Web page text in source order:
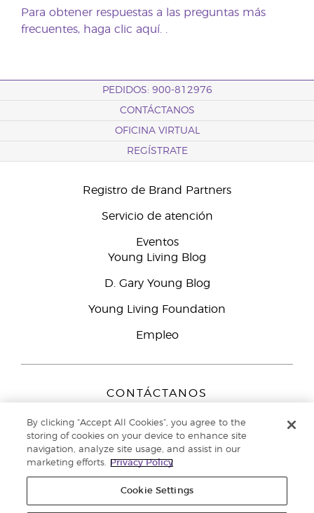
Para obtener respuestas a las preguntas más
frecuentes, haga clic aquí.
PEDIDOS: 900-812976
CONTÁCTANOS
OFICINA VIRTUAL
REGÍSTRATE
Registro de Brand Partners
Servicio de atención
Eventos
Young Living Blog
D. Gary Young Blog
Young Living Foundation
Empleo
CONTÁCTANOS
Peizerweg 97
9727 AJ Groningen
Netherlands
Servicio de atención:900-812976
By clicking “Accept All Cookies”, you agree to the
storing of cookies on your device to enhance site
navigation, analyze site usage, and assist in our
marketing efforts.
Privacy Policy
Cookie Settings